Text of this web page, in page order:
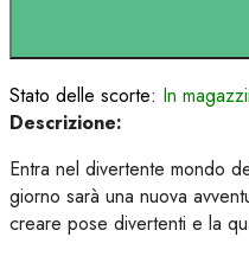
Stato delle scorte: In
Descrizione:
Entra nel divertente mondo
giorno sarà una nuova
creare pose divertenti e la